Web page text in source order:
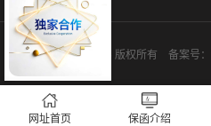
保函网 © 2015-2026 版权所有 备案号：
网址首页 保函介绍